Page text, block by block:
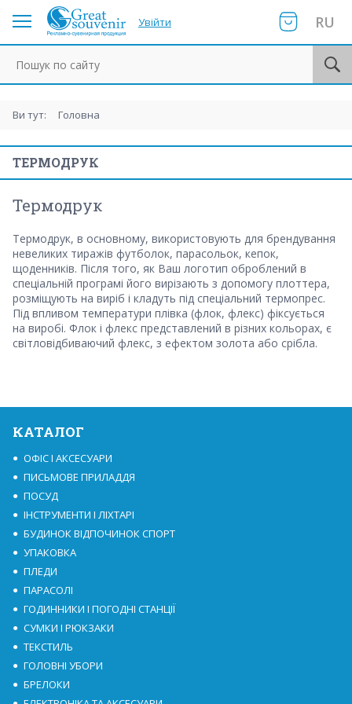
Увійти RU
Ви тут: Головна
ТЕРМОДРУК
Термодрук
Термодрук, в основному, використовують для брендування
невеликих тиражів футболок, парасольок, кепок,
щоденників. Після того, як Ваш логотип оброблений в
спеціальній програмі його вирізають з допомогу плоттера,
розміщують на виріб і кладуть під спеціальний термопрес.
Під впливом температури плівка (флок, флекс) фіксується
на виробі. Флок і флекс представлений в різних кольорах, є
світловідбиваючий флекс, з ефектом золота або срібла.
КАТАЛОГ
ОФІС І АКСЕСУАРИ
ПИСЬМОВЕ ПРИЛАДДЯ
ПОСУД
ІНСТРУМЕНТИ І ЛІХТАРІ
БУДИНОК ВІДПОЧИНОК СПОРТ
УПАКОВКА
ПЛЕДИ
ПАРАСОЛІ
ГОДИННИКИ І ПОГОДНІ СТАНЦІЇ
СУМКИ І РЮКЗАКИ
ТЕКСТИЛЬ
ГОЛОВНІ УБОРИ
БРЕЛОКИ